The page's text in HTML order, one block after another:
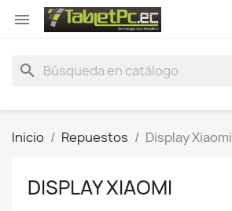

search
Inicio Repuestos Display Xiaomi
DISPLAY XIAOMI